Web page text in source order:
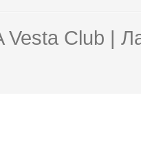
Vesta Club |